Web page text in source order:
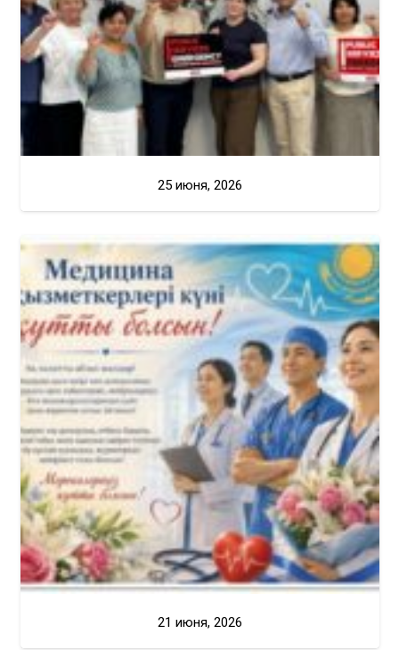
25 июня, 2026
21 июня, 2026